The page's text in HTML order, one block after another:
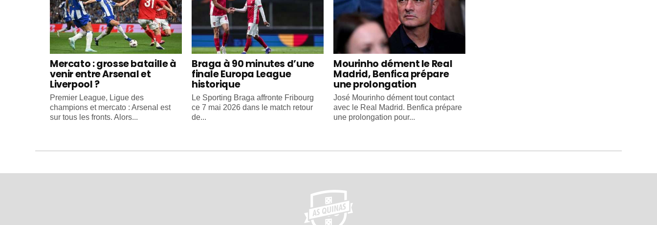
Mercato : grosse bataille à
venir entre Arsenal et
Liverpool ?
Premier League, Ligue des
champions et mercato : Arsenal est
sur tous les fronts. Alors...
Braga à 90 minutes d’une
finale Europa League
historique
Le Sporting Braga affronte Fribourg
ce 7 mai 2026 dans le match retour
de...
Mourinho dément le Real
Madrid, Benfica prépare
une prolongation
José Mourinho dément tout contact
avec le Real Madrid. Benfica prépare
une prolongation pour...